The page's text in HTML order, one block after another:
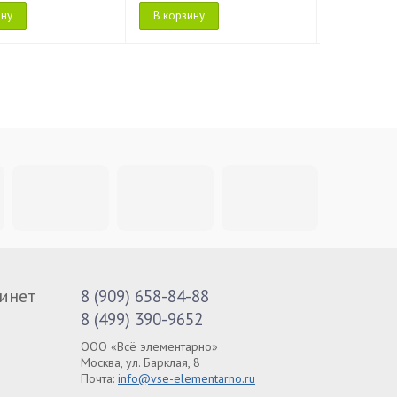
В корзину
8 (909) 658-84-88
8 (499) 390-9652
ООО «Всё элементарно»
Москва, ул. Барклая, 8
Почта: info@vse-elementarno.ru